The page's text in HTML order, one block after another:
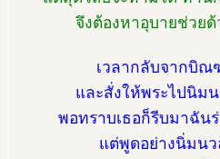
จึงต้องหาอุบายช่วยด้
เวลากลับจากบิณ
และสั่งให้พระไปนิม
พอทราบเธอก็รีบมาฉัน
แต่พูดอย่างนิ่มนว